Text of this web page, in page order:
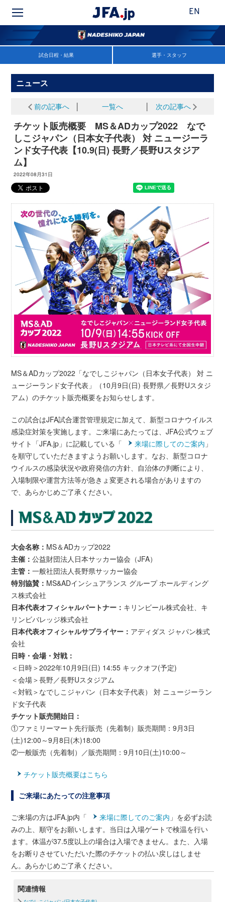
EN
試合日程・結果 選手・スタッフ
ニュース
前の記事へ 一覧へ 次の記事へ
チケット販売概要 MS＆ADカップ2022 なで
しこジャパン（日本女子代表） 対 ニュージーラ
ンド女子代表【10.9(日) 長野／長野Uスタジア
ム】
2022年08月31日
MS＆ADカップ2022「なでしこジャパン（日本女子代表） 対 ニ
ュージーランド女子代表」（10月9日(日) 長野県／長野Uスタジ
アム）のチケット販売概要をお知らせします。
この試合はJFA試合運営管理規定に加えて、新型コロナウイルス
感染症対策を実施します。ご来場にあたっては、JFA公式ウェブ
サイト「JFA.jp」に記載している「
来場に際してのご案内 」
を順守していただきますようお願いします。なお、新型コロナ
ウイルスの感染状況や政府発信の方針、自治体の判断により、
入場制限や運営方法等が急きょ変更される場合がありますの
で、あらかじめご了承ください。
大会名称： MS＆ADカップ2022
主催：公益財団法人日本サッカー協会（JFA）
主管：一般社団法人長野県サッカー協会
特別協賛： MS&ADインシュアランス グループ ホールディング
ス株式会社
日本代表オフィシャルパートナー： キリンビール株式会社、キ
リンビバレッジ株式会社
日本代表オフィシャルサプライヤー： アディダス ジャパン株式
会社
日時・会場・対戦：
＜日時＞2022年10月9日(日) 14:55 キックオフ(予定)
＜会場＞長野／長野Uスタジアム
＜対戦＞なでしこジャパン（日本女子代表） 対 ニュージーラン
ド女子代表
チケット販売開始日：
①ファミリーマート先行販売（先着制）販売期間：9月3日
(土)12:00～9月8日(木)18:00
②一般販売（先着制）／販売期間：9月10日(土)10:00～
チケット販売概要はこちら
ご来場にあたっての注意事項
ご来場の方はJFA.jp内「 来場に際してのご案内 」を必ずお読
みの上、順守をお願いします。当日は入場ゲートで検温を行い
ます。体温が37.5度以上の場合は入場できません。また、入場
をお断りさせていただいた際のチケットの払い戻しはしませ
ん。あらかじめご了承ください。
関連情報